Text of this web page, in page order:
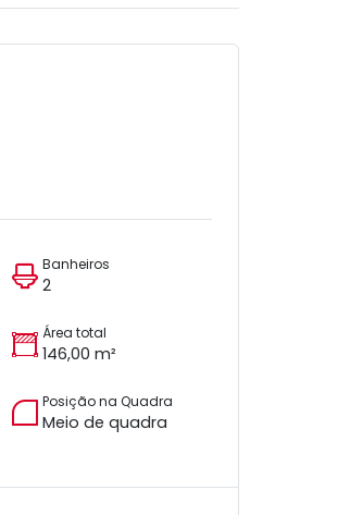
Banheiros
2
Área total
146,00 m²
Posição na Quadra
Meio de quadra